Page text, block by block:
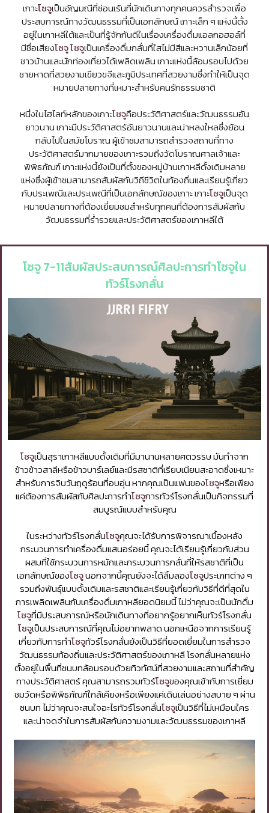
เกาะโซจูเป็นอัญมณีที่ซ่อนเร้นที่นักเดินทางทุกคนควรสำรวจเพื่อ
ประสบการณ์ทางวัฒนธรรมที่เป็นเอกลักษณ์ เกาะเล็ก ๆ แห่งนี้ตั้ง
อยู่ในเกาหลีใต้และเป็นที่รู้จักกันดีในเรื่องเครื่องดื่มแอลกอฮอล์ที่
มีชื่อเสียงโซจูโซจูเป็นเครื่องดื่มกลั่นที่ใสไม่มีสีและหวานเล็กน้อยที่
ชาวบ้านและนักท่องเที่ยวได้เพลิดเพลิน เกาะแห่งนี้ล้อมรอบไปด้วย
ชายหาดที่สวยงามเขียวขจีและภูมิประเทศที่สวยงามซึ่งทำให้เป็นจุด
หมายปลายทางที่เหมาะสำหรับคนรักธรรมชาติ
หนึ่งในไฮไลท์หลักของเกาะโซจูคือประวัติศาสตร์และวัฒนธรรมอัน
ยาวนาน เกาะมีประวัติศาสตร์อันยาวนานและน่าหลงใหลซึ่งย้อน
กลับไปในสมัยโบราณ ผู้เข้าชมสามารถสำรวจสถานที่ทาง
ประวัติศาสตร์มากมายของเกาะรวมถึงวัดโบราณศาลเจ้าและ
พิพิธภัณฑ์ เกาะแห่งนี้ยังเป็นที่ตั้งของหมู่บ้านเกาหลีดั้งเดิมหลาย
แห่งซึ่งผู้เข้าชมสามารถสัมผัสกับวิถีชีวิตในท้องถิ่นและเรียนรู้เกี่ยว
กับประเพณีและประเพณีที่เป็นเอกลักษณ์ของเกาะ เกาะโซจูเป็นจุด
หมายปลายทางที่ต้องเยี่ยมชมสำหรับทุกคนที่ต้องการสัมผัสกับ
วัฒนธรรมที่ร่ำรวยและประวัติศาสตร์ของเกาหลีใต้
โซจู 7-11สัมผัสประสบการณ์ศิลปะการทำโซจูใน
ทัวร์โรงกลั่น
โซจูเป็นสุราเกาหลีแบบดั้งเดิมที่มีมานานหลายศตวรรษ มันทำจาก
ข้าวข้าวสาลีหรือข้าวบาร์เลย์และมีรสชาติที่เรียบเนียนสะอาดซึ่งเหมาะ
สำหรับการจิบวันฤดูร้อนที่อบอุ่น หากคุณเป็นแฟนของโซจูหรือเพียง
แค่ต้องการสัมผัสกับศิลปะการทำโซจูการทัวร์โรงกลั่นเป็นกิจกรรมที่
สมบูรณ์แบบสำหรับคุณ
ในระหว่างทัวร์โรงกลั่นโซจูคุณจะได้รับการพิจารณาเบื้องหลัง
กระบวนการทำเครื่องดื่มแสนอร่อยนี้ คุณจะได้เรียนรู้เกี่ยวกับส่วน
ผสมที่ใช้กระบวนการหมักและกระบวนการกลั่นที่ให้รสชาติที่เป็น
เอกลักษณ์ของโซจูนอกจากนี้คุณยังจะได้ลิ้มลองโซจูประเภทต่าง ๆ
รวมถึงพันธุ์แบบดั้งเดิมและรสชาติและเรียนรู้เกี่ยวกับวิธีที่ดีที่สุดใน
การเพลิดเพลินกับเครื่องดื่มเกาหลียอดนิยมนี้ ไม่ว่าคุณจะเป็นนักดื่ม
โซจูที่มีประสบการณ์หรือนักเดินทางที่อยากรู้อยากเห็นทัวร์โรงกลั่น
โซจูเป็นประสบการณ์ที่คุณไม่อยากพลาด นอกเหนือจากการเรียนรู้
เกี่ยวกับการทำโซจูทัวร์โรงกลั่นยังเป็นวิธีที่ยอดเยี่ยมในการสำรวจ
วัฒนธรรมท้องถิ่นและประวัติศาสตร์ของเกาหลี โรงกลั่นหลายแห่ง
ตั้งอยู่ในพื้นที่ชนบทล้อมรอบด้วยทิวทัศน์ที่สวยงามและสถานที่สำคัญ
ทางประวัติศาสตร์ คุณสามารถรวมทัวร์โซจูของคุณเข้ากับการเยี่ยม
ชมวัดหรือพิพิธภัณฑ์ใกล้เคียงหรือเพียงแค่เดินเล่นอย่างสบาย ๆ ผ่าน
ชนบท ไม่ว่าคุณจะสนใจอะไรทัวร์โรงกลั่นโซจูเป็นวิธีที่ไม่เหมือนใคร
และน่าจดจำในการสัมผัสกับความงามและวัฒนธรรมของเกาหลี